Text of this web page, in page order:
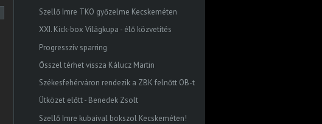
Szellő Imre TKO győzelme Kecskeméten
XXI. Kick-box Világkupa - élő közvetítés
Progresszív sparring
Ősszel térhet vissza Kálucz Martin
Székesfehérváron rendezik a ZBK felnőtt OB-t
Ütközet előtt - Benedek Zsolt
Szellő Imre kubaival bokszol Kecskeméten!